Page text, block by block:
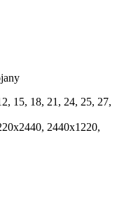
15, 18, 21, 24, 25, 27,
2440x1220,